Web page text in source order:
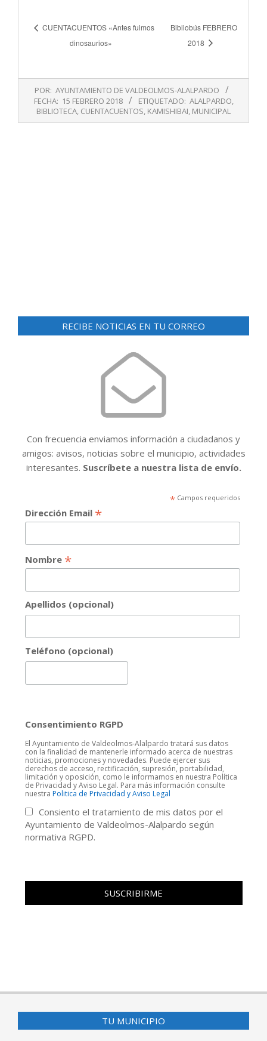
CUENTACUENTOS «Antes fuimos
dinosaurios»
Bibliobús FEBRERO
2018
POR: AYUNTAMIENTO DE VALDEOLMOS-ALALPARDO
FECHA: 15 FEBRERO 2018 ETIQUETADO: ALALPARDO
BIBLIOTECA CUENTACUENTOS KAMISHIBAI MUNICIPAL
RECIBE NOTICIAS EN TU CORREO
Con frecuencia enviamos información a ciudadanos y
amigos: avisos, noticias sobre el municipio, actividades
interesantes. Suscríbete a nuestra lista de envío.
*Campos requeridos
Dirección Email *
Nombre *
Apellidos (opcional)
Teléfono (opcional)
Consentimiento RGPD
El Ayuntamiento de Valdeolmos-Alalpardo tratará sus datos
con la finalidad de mantenerle informado acerca de nuestras
noticias, promociones y novedades. Puede ejercer sus
derechos de acceso, rectificación, supresión, portabilidad,
limitación y oposición, como le informamos en nuestra Política
de Privacidad y Aviso Legal. Para más información consulte
nuestra Politica de Privacidad y Aviso Legal
Consiento el tratamiento de mis datos por el
Ayuntamiento de Valdeolmos-Alalpardo según
normativa RGPD.
TU MUNICIPIO